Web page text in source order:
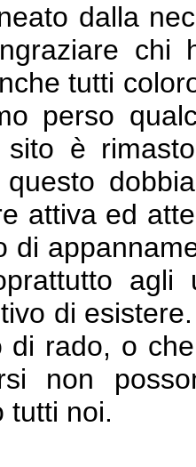
dalla
tutti
perso
è
attiva ed
di
di
di rado, o
non
tutti noi.